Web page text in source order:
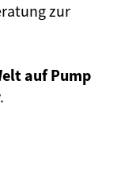
zur
auf Pump